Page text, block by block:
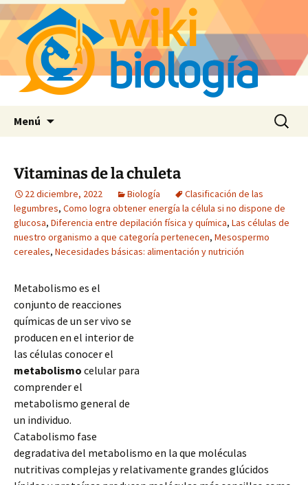
Menú Buscar:
Vitaminas de la chuleta
22 diciembre, 2022 Biología
Clasificación de las
legumbres, Como logra obtener energía la célula si no dispone de
glucosa, Diferencia entre depilación física y química, Las células de
nuestro organismo a que categoría pertenecen, Mesospermo
cereales, Necesidades básicas: alimentación y nutrición
Metabolismo es el
conjunto de reacciones
químicas de un ser vivo se
producen en el interior de
las células conocer el
metabolismo celular para
comprender el
metabolismo general de
un individuo.
Catabolismo fase
degradativa del metabolismo en la que moléculas
nutritivas complejas y relativamente grandes glúcidos